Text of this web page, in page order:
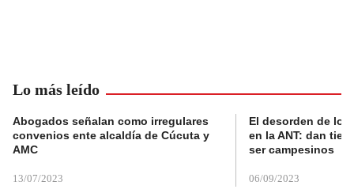
Lo más leído
Abogados señalan como irregulares
convenios ente alcaldía de Cúcuta y
AMC
13/07/2023
El desorden de
en la ANT: dan
ser campesinos
06/09/2023